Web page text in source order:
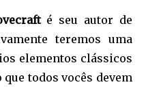
é seu autor de
teremos uma
elementos clássicos
todos vocês devem